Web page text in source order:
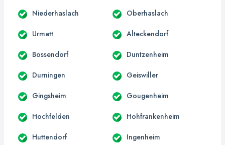
Niederhaslach Oberhaslach
Urmatt Alteckendorf
Bossendorf Duntzenheim
Durningen Geiswiller
Gingsheim Gougenheim
Hochfelden Hohfrankenheim
Huttendorf Ingenheim